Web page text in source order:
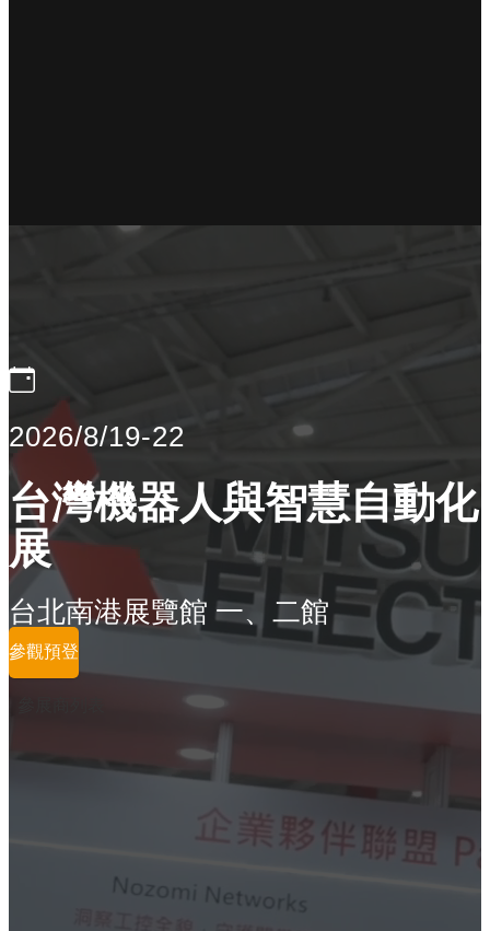
2026/8/19-22
台灣機器人與智慧自動化
展
台北南港展覽館 一、二館
參觀預登